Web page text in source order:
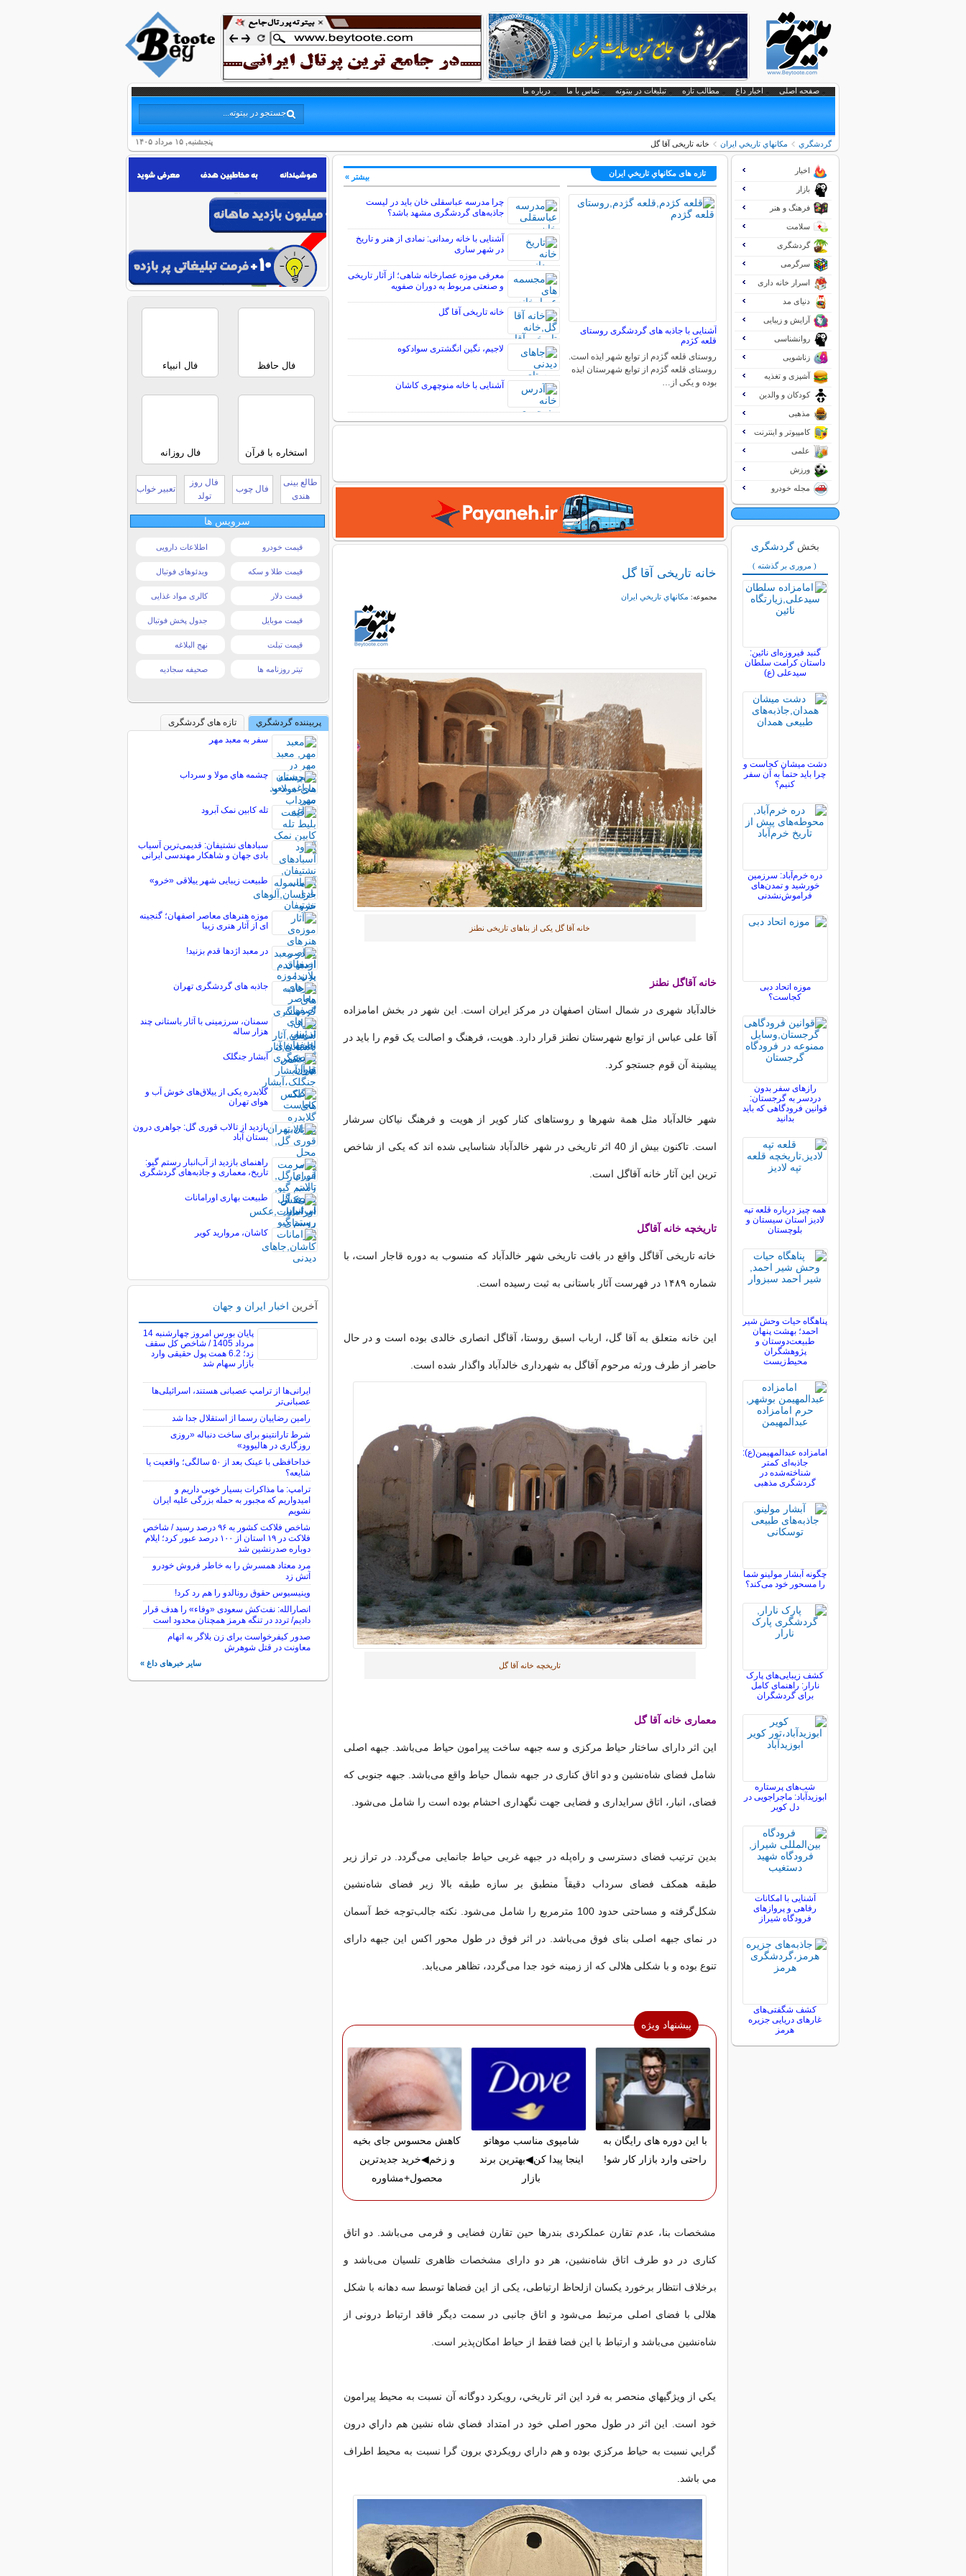
صفحه اصلی اخبار داغ مطالب تازه تبلیغات در بیتوته تماس با ما درباره ما
پنجشنبه, ۱۵ مرداد ۱۴۰۵ گردشگري مكانهاي تاريخي ايران خانه تاریخی آقا گل
تازه های مكانهاي تاريخي ايران
آشنایی با جاذبه های گردشگری روستای
قلعه کژدم
روستای قلعه گژدم از توابع شهر ایذه است.
روستای قلعه گژدم از توابع شهرستان ایذه
بوده و یکی از…
چرا مدرسه عباسقلی خان باید در لیست
جاذبه‌های گردشگری مشهد باشد؟
آشنایی با خانه رمدانی: نمادی از هنر و تاریخ
در شهر ساری
معرفی موزه عصارخانه شاهی؛ از آثار تاریخی
و صنعتی مربوط به دوران صفویه
خانه تاریخی آقا گل
لاجیم، نگین انگشتری سوادکوه
آشنایی با خانه منوچهری کاشان
بیشتر »
خانه تاریخی آقا گل
مجموعه: مكانهاي تاريخي ايران
خانه آقا گل یکی از بناهای تاریخی نطنز
خانه آقاگل نطنز
خالدآباد شهری در شمال استان اصفهان در مرکز ایران است. این شهر در بخش امامزاده
آقا علی عباس از توابع شهرستان نطنز قرار دارد. هویت، فرهنگ و اصالت یک قوم را باید در
پیشینة آن قوم جستجو کرد.
شهر خالدآباد مثل همة شهرها و روستاهای کنار کویر از هویت و فرهنگ نیاکان سرشار
است. تاکنون بیش از 40 اثر تاریخی در شهر خالدآباد شناسایی شده اند که یکی از شاخص
ترین این آثار خانه آقاگل است.
تاریخچه خانه آقاگل
خانه تاریخی آقاگل واقع در بافت تاریخی شهر خالدآباد که منسوب به دوره قاجار است، با
شماره ۱۴۸۹ در فهرست آثار باستانی به ثبت رسیده است.
این خانه متعلق به آقا گل، ارباب اسبق روستا، آقاگل انصاری خالدی بوده است و در حال
حاضر از طرف ورثه مرحوم آقاگل به شهرداری خالدآباد واگذار شده است.
تاریخچه خانه آقا گل
معماری خانه آقا گل
این اثر دارای ساختار حیاط مرکزی و سه جبهه ساخت پیرامون حیاط می‌باشد. جبهه اصلی
شامل فضای شاه‌نشین و دو اتاق کناری در جبهه شمال حیاط واقع می‌باشد. جبهه جنوبی که
فضای، انبار، اتاق سرایداری و فضایی جهت نگهداری احشام بوده است را شامل می‌شود.
بدین ترتیب فضای دسترسی و راه‌پله در جبهه غربی حیاط جانمایی می‌گردد. در تراز زیر
طبقه همکف فضای سرداب دقیقاً منطبق بر سازه طبقه بالا زیر فضای شاه‌نشین
شکل‌گرفته و مساحتی حدود 100 مترمربع را شامل می‌شود. نکته جالب‌توجه خط آسمان
در نمای جبهه اصلی بنای فوق می‌باشد. در اثر فوق در طول محور اکس این جبهه دارای
تنوع بوده و با شکلی هلالی که از زمینه خود جدا می‌گردد، تظاهر می‌یابد.
پیشنهاد ویژه
با این دوره های رایگان به
راحتی وارد بازار کار شو!
شامپوی مناسب موهاتو
اینجا پیدا کن◀بهترین برند
بازار
کاهش محسوس جای بخیه
و زخم◀خرید جدیدترین
محصول+مشاوره
مشخصات بنا، عدم تقارن عملکردی بندرها حین تقارن فضایی و فرمی می‌باشد. دو اتاق
کناری در دو طرف اتاق شاه‌نشین، هر دو دارای مشخصات ظاهری تلسیان می‌باشد و
برخلاف انتظار برخورد یکسان ازلحاظ ارتباطی، یکی از این فضاها توسط سه دهانه با شکل
هلالی با فضای اصلی مرتبط می‌شود و اتاق جانبی در سمت دیگر فاقد ارتباط درونی از
شاه‌نشین می‌باشد و ارتباط با این فضا فقط از حیاط امکان‌پذیر است.
يكي از ويژگيهاي منحصر به فرد اين اثر تاريخي، رويكرد دوگانه آن نسبت به محیط پیرامون
خود است. اين اثر در طول محور اصلي خود در امتداد فضاي شاه نشين هم داراي درون
گرايي نسبت به حياط مركزي بوده و هم داراي رويكردي برون گرا نسبت به محيط اطراف
مي باشد.
اخبار
بازار
فرهنگ و هنر
سلامت
گردشگری
سرگرمی
اسرار خانه داری
دنیای مد
آرایش و زیبایی
روانشناسی
زناشویی
آشپزی و تغذیه
کودکان و والدین
مذهبی
کامپیوتر و اینترنت
علمی
ورزش
مجله خودرو
بخش گردشگری
( مروری بر گذشته )
گنبد فیروزه‌ای نائین:
داستان کرامت سلطان
سیدعلی (ع)
دشت میشان کجاست و
چرا باید حتماً به آن سفر
کنیم؟
دره خرم‌آباد: سرزمین
خورشید و تمدن‌های
فراموش‌نشدنی
موزه اتحاد دبی
کجاست؟
رازهای سفر بدون
دردسر به گرجستان:
قوانین فرودگاهی که باید
بدانید
همه چیز درباره قلعه تپه
لادیز استان سیستان و
بلوچستان
پناهگاه حیات وحش شیر
احمد؛ بهشت پنهان
طبیعت‌دوستان و
پژوهشگران
محیط‌زیست
امامزاده عبدالمهیمن(ع):
جاذبه‌ای کمتر
شناخته‌شده در
گردشگری مذهبی
چگونه آبشار مولینو شما
را مسحور خود می‌کند؟
کشف زیبایی‌های پارک
نارار: راهنمای کامل
برای گردشگران
شب‌های پرستاره
ابوزیدآباد: ماجراجویی در
دل کویر
آشنایی با امکانات
رفاهی و پروازهای
فرودگاه شیراز
کشف شگفتی‌های
غارهای دریایی جزیره
هرمز
فال حافظ فال انبیاء
استخاره با قرآن فال روزانه
طالع بینی
هندی
فال چوب
فال روز
تولد
تعبیر خواب
سرویس ها
قیمت خودرو اطلاعات دارویی
قیمت طلا و سکه ویدئوهای فوتبال
قیمت دلار کالری مواد غذایی
قیمت موبایل جدول پخش فوتبال
قیمت تبلت نهج البلاغه
تیتر روزنامه ها صحیفه سجادیه
پربیننده گردشگري
تازه های گردشگری
سفر به معبد مهر
چشمه هاي مولا و سرداب
تله کابین نمک آبرود
سبادهای نشتیفان: قدیمی‌ترین آسیاب
بادی جهان و شاهکار مهندسی ایرانی
طبیعت زیبایی شهر ییلاقی «خرو»
موزه هنرهای معاصر اصفهان؛ گنجینه
ای از آثار هنری زیبا
در معبد‌ اژدها قدم بزنید!
جاذبه های گردشگری تهران
سمنان، سرزمینی با آثار باستانی چند
هزار ساله
آبشار جنگلک
گلابدره یکی از ییلاق‌های خوش آب و
هوای تهران
بازدید از تالاب قوری گل: جواهری درون
بستان آباد
راهنمای بازدید از آب‌انبار رستم گیو:
تاریخ، معماری و جاذبه‌های گردشگری
طبیعت بهاری اورامانات
کاشان، مروارید کویر
آخرین اخبار ایران و جهان
پایان بورس امروز چهارشنبه 14
مرداد 1405 / شاخص کل سقف
زد؛ 6.2 همت پول حقیقی وارد
بازار سهام شد
ایرانی‌ها از ترامپ عصبانی هستند، اسرائیلی‌ها
عصبانی‌تر
رامین رضاییان رسما از استقلال جدا شد
شرط تارانتینو برای ساخت دنباله «روزی
روزگاری در هالیوود»
خداحافظی با عینک بعد از ۵۰ سالگی؛ واقعیت یا
شایعه؟
ترامپ: ما مذاکرات بسیار خوبی داریم و
امیدواریم که مجبور به حمله بزرگی علیه ایران
نشویم
شاخص فلاکت کشور به ۹۶ درصد رسید / شاخص
فلاکت در ۱۹ استان از ۱۰۰ درصد عبور کرد؛ ایلام
دوباره صدرنشین شد
مرد معتاد همسرش را به خاطر فروش خودرو
آتش زد
وینیسیوس حقوق رونالدو را هم رد کرد!
انصارالله: نفت‌کش سعودی «وفاء» را هدف قرار
دادیم/ تردد در تنگه هرمز همچنان محدود است
صدور کیفرخواست برای زن بلاگر به اتهام
معاونت در قتل شوهرش
سایر خبرهای داغ »